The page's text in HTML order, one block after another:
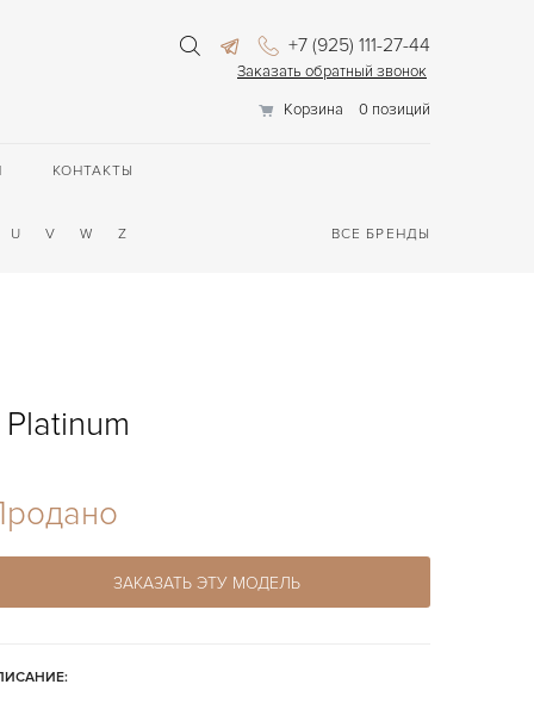
+7 (925) 111-27-44
Заказать обратный звонок
Корзина
0 позиций
КОНТАКТЫ
U V W Z ВСЕ БРЕНДЫ
ЗАКАЗАТЬ ЭТУ МОДЕЛЬ